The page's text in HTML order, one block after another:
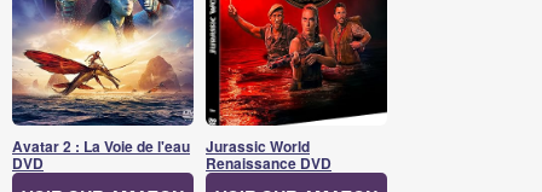
Avatar 2 : La Voie de l'eau
DVD
Jurassic World
Renaissance DVD